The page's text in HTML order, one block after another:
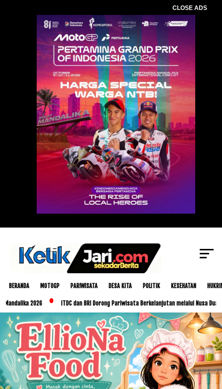
CLOSE ADS
BERANDA MOTOGP PARIWISATA DESA KITA POLITIK KESEHATAN
2026 ITDC dan BRI Dorong Pariwisata Berkelanjutan melalui Nusa Dua Eco